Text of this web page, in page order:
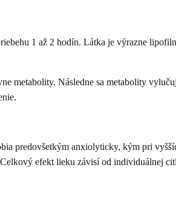
1 až 2 hodín. Látka je výrazne
metabolity. Následne sa metabolity
predovšetkým anxiolyticky, kým pri
efekt lieku závisí od individuálnej